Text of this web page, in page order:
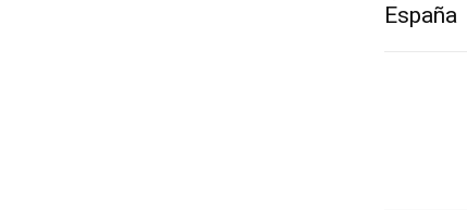
España